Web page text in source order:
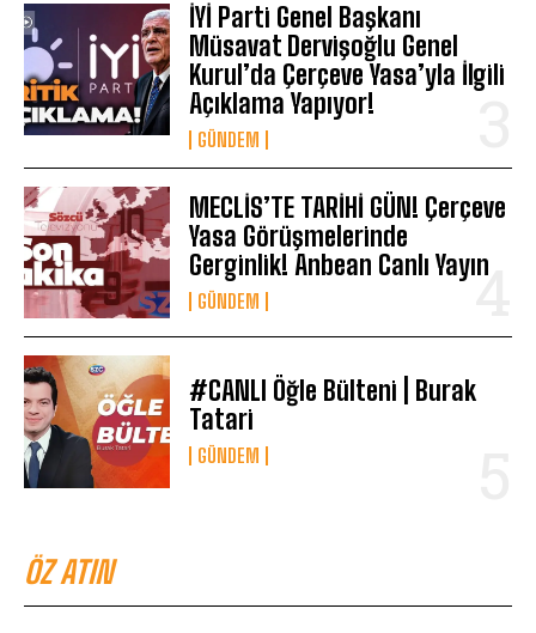
İYİ Parti Genel Başkanı
Müsavat Dervişoğlu Genel
Kurul’da Çerçeve Yasa’yla İlgili
Açıklama Yapıyor!
GÜNDEM
MECLİS’TE TARİHİ GÜN! Çerçeve
Yasa Görüşmelerinde
Gerginlik! Anbean Canlı Yayın
GÜNDEM
#CANLI Öğle Bülteni | Burak
Tatari
GÜNDEM
ÖZ ATIN